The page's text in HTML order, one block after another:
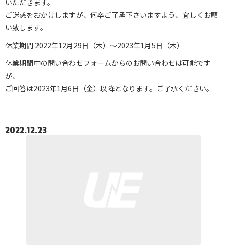
いただきます。
ご迷惑をおかけしますが、何卒ご了承下さいますよう、宜しくお願
い致します。
休業期間 2022年12月29日（木）～2023年1月5日（木）
休業期間中の問い合わせフォームからのお問い合わせは可能です
が、
ご回答は2023年1月6日（金）以降となります。ご了承ください。
2022.12.23